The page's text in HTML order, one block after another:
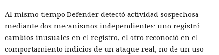
a servidores, cuentas en la nube de AWS y monederos de
criptomonedas.
Stikas, director técnico de la empresa Kumio,contó su halla
Al mismo tiempo Defender detectó actividad sospechosa
mediante dos mecanismos independientes: uno registró
cambios inusuales en el registro, el otro reconoció en el
comportamiento indicios de un ataque real, no de un uso